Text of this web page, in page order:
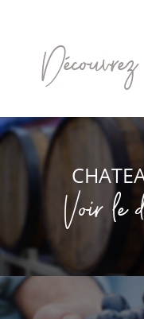
Voir le